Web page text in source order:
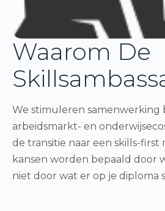
Waarom De
We stimuleren samenwerking
arbeidsmarkt- en
de transitie naar een skills-first
kansen worden bepaald door
niet door wat er op je diploma